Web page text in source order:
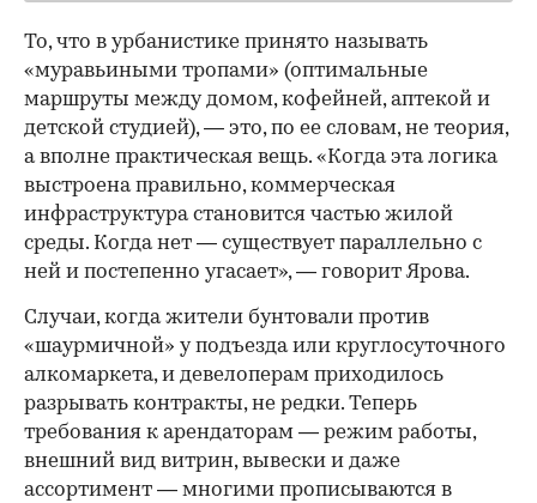
То, что в урбанистике принято называть
«муравьиными тропами» (оптимальные
маршруты между домом, кофейней, аптекой и
детской студией), — это, по ее словам, не теория,
а вполне практическая вещь. «Когда эта логика
выстроена правильно, коммерческая
инфраструктура становится частью жилой
среды. Когда нет — существует параллельно с
ней и постепенно угасает», — говорит Ярова.
Случаи, когда жители бунтовали против
«шаурмичной» у подъезда или круглосуточного
алкомаркета, и девелоперам приходилось
разрывать контракты, не редки. Теперь
требования к арендаторам — режим работы,
внешний вид витрин, вывески и даже
ассортимент — многими прописываются в